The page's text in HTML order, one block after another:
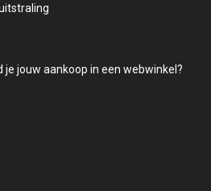
je jouw aankoop in een webwinkel?